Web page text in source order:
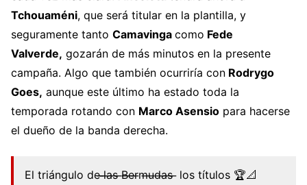
Tchouaméni, que será titular en la plantilla, y
seguramente tanto Camavinga como Fede
Valverde, gozarán de más minutos en la presente
campaña. Algo que también ocurriría con Rodrygo
Goes, aunque este último ha estado toda la
temporada rotando con Marco Asensio para hacerse
el dueño de la banda derecha.
El triángulo de ̶l̶a̶s̶ ̶B̶e̶r̶m̶u̶d̶a̶s̶ ̶ los títulos 🏆📐